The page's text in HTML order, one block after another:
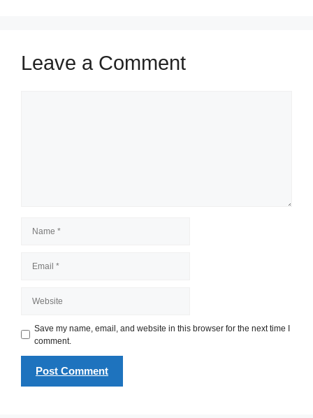
Leave a Comment
Save my name, email, and website in this browser for the next time I
comment.